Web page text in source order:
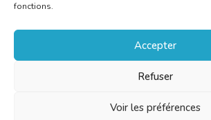
fonctions.
Accepter
Refuser
Voir les préférences